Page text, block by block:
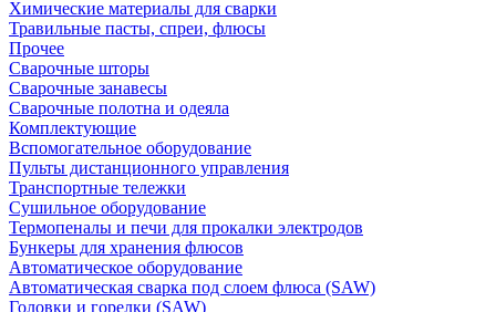
Химические материалы для сварки
Травильные пасты, спреи, флюсы
Прочее
Сварочные шторы
Сварочные занавесы
Сварочные полотна и одеяла
Комплектующие
Вспомогательное оборудование
Пульты дистанционного управления
Транспортные тележки
Сушильное оборудование
Термопеналы и печи для прокалки электродов
Бункеры для хранения флюсов
Автоматическое оборудование
Автоматическая сварка под слоем флюса (SAW)
Головки и горелки (SAW)